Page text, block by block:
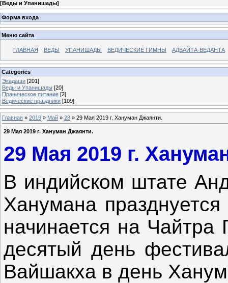
[Веды и Упанишады]
Форма входа
Меню сайта
ГЛАВНАЯ ВЕДЫ УПАНИШАДЫ ВЕДИЧЕСКИЕ ГИМНЫ АДВАЙТА-ВЕДАНТА
Categories
Экадаши [201]
Веды и Упанишады [20]
Праническое питание [2]
Ведические праздники [109]
Главная » 2019 » Май » 28 » 29 Мая 2019 г. Хануман Джаянти.
29 Мая 2019 г. Хануман Джаянти.
29 Мая 2019 г.
В индийском штате
Ханумана
начинается на Чайтра
десятый день
Вайшакха в день